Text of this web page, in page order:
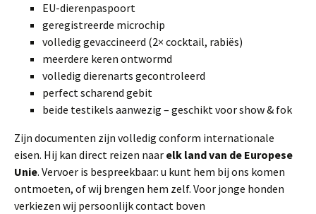
EU-dierenpaspoort
geregistreerde microchip
volledig gevaccineerd (2× cocktail, rabiës)
meerdere keren ontwormd
volledig dierenarts gecontroleerd
perfect scharend gebit
beide testikels aanwezig – geschikt voor show & fok
Zijn documenten zijn volledig conform internationale
eisen. Hij kan direct reizen naar elk land van de Europese
Unie. Vervoer is bespreekbaar: u kunt hem bij ons komen
ontmoeten, of wij brengen hem zelf. Voor jonge honden
verkiezen wij persoonlijk contact boven